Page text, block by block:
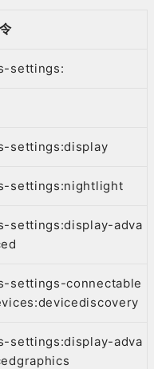
settings:
settings:display
settings:nightlight
settings:display-adva
settings-connectable
settings:display-adva